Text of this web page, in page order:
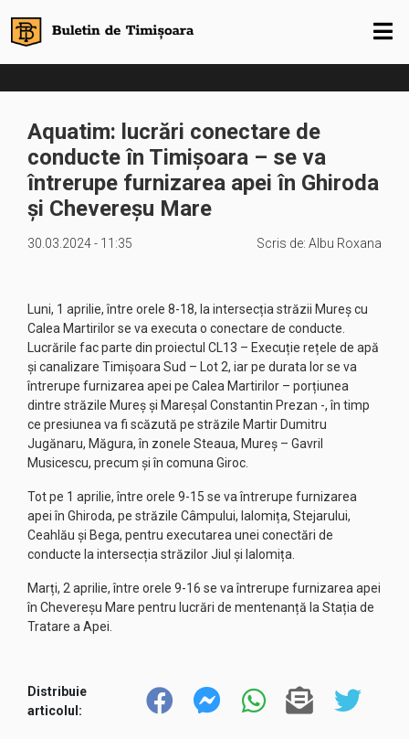
Aquatim: lucrări conectare de
conducte în Timișoara – se va
întrerupe furnizarea apei în Ghiroda
și Chevereșu Mare
30.03.2024 - 11:35 Scris de: Albu Roxana
Luni, 1 aprilie, între orele 8-18, la intersecția străzii Mureș cu
Calea Martirilor se va executa o conectare de conducte.
Lucrările fac parte din proiectul CL13 – Execuție rețele de apă
și canalizare Timișoara Sud – Lot 2, iar pe durata lor se va
întrerupe furnizarea apei pe Calea Martirilor – porțiunea
dintre străzile Mureș și Mareșal Constantin Prezan -, în timp
ce presiunea va fi scăzută pe străzile Martir Dumitru
Jugănaru, Măgura, în zonele Steaua, Mureș – Gavril
Musicescu, precum și în comuna Giroc.
Tot pe 1 aprilie, între orele 9-15 se va întrerupe furnizarea
apei în Ghiroda, pe străzile Câmpului, Ialomița, Stejarului,
Ceahlău și Bega, pentru executarea unei conectări de
conducte la intersecția străzilor Jiul și Ialomița.
Marți, 2 aprilie, între orele 9-16 se va întrerupe furnizarea apei
în Chevereșu Mare pentru lucrări de mentenanță la Stația de
Tratare a Apei.
Distribuie
articolul: